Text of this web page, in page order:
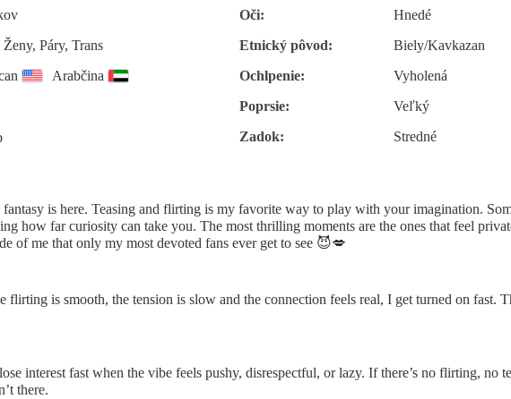
Páry, Trans
Arabčina
Oči:
Hnedé
Etnický pôvod:
Biely/Kavkazan
Ochlpenie:
Vyholená
Poprsie:
Veľký
Zadok:
Stredné
is here. Teasing and flirting is my favorite way to play with your imagination.
how far curiosity can take you. The most thrilling moments are the ones that feel
of me that only my most devoted fans ever get to see 😈💋
flirting is smooth, the tension is slow and the connection feels real, I get turned on fast.
interest fast when the vibe feels pushy, disrespectful, or lazy. If there’s no flirting, no
there.